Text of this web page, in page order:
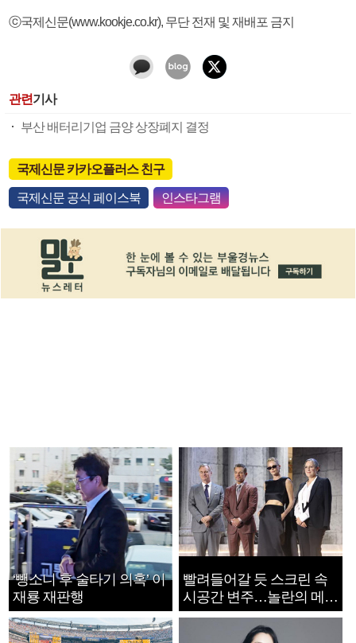
ⓒ국제신문(www.kookje.co.kr), 무단 전재 및 재배포 금지
관련기사
부산 배터리기업 금양 상장폐지 결정
국제신문 카카오플러스 친구
국제신문 공식 페이스북 인스타그램
‘뺑소니 후 술타기 의혹’ 이
재룡 재판행
빨려들어갈 듯 스크린 속
시공간 변주…놀란의 메시
지는 ‘전쟁 속죄’